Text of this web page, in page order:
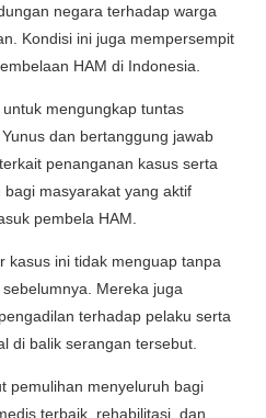
negara terhadap warga
Kondisi ini juga mempersempit
HAM di Indonesia.
mengungkap tuntas
dan bertanggung jawab
penanganan kasus serta
masyarakat yang aktif
pembela HAM.
kasus ini tidak menguap tanpa
Mereka juga
terhadap pelaku serta
di balik serangan tersebut.
pemulihan menyeluruh bagi
terbaik, rehabilitasi, dan